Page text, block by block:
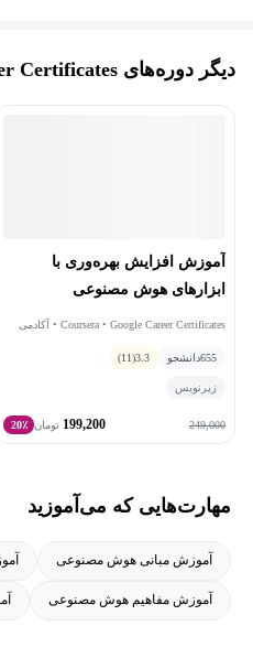
دیگر دوره‌های Google Career Certificates
آموزش افزایش بهره‌وری با
ابزارهای هوش مصنوعی
Coursera • Google Career Certificates • آکادمی
655دانشجو 3.3
(11)
زیرنویس
249,000
199,200 تومان 20٪
مهارت‌هایی که می‌آموزید
آموزش مبانی هوش مصنوعی
آموزش مفاهیم هوش مصنوعی